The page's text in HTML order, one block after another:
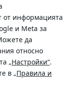
от информацията
и Meta за
да
относно
„Настройки“.
в „Правила и
1036